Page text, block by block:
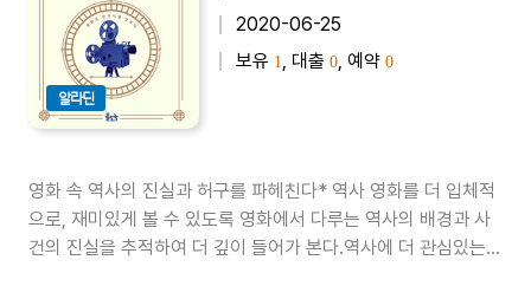
알라딘
2020-06-25
보유 1 , 대출 0 , 예약 0
영화 속 역사의 진실과 허구를 파헤친다* 역사 영화를 더 입체적
으로, 재미있게 볼 수 있도록 영화에서 다루는 역사의 배경과 사
건의 진실을 추적하여 더 깊이 들어가 본다.역사에 더 관심있는